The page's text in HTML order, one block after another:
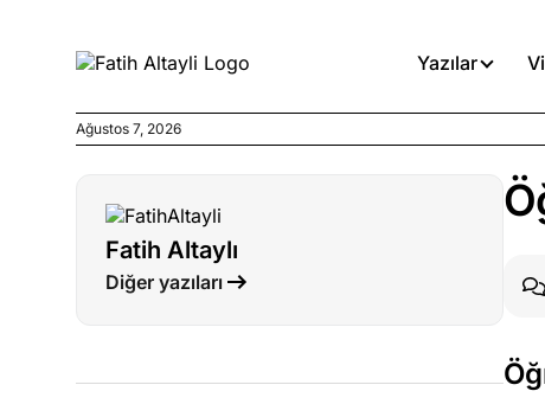
Yazılar
Medyanın kirli zincirinde
Böyle yasalar referanduma
İnanca stok arası caiz midir!
Ağustos 7, 2026
Fatih Altaylı
Diğer yazıları